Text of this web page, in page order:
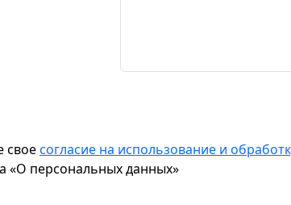
своесогласие на использование и
«О персональных данных»